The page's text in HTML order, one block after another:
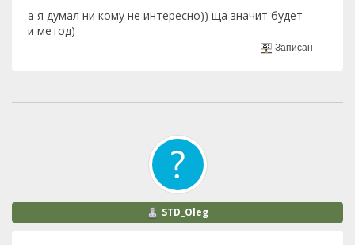
а я думал ни кому не интересно)) ща значит будет
и метод)
Записан
STD_Oleg